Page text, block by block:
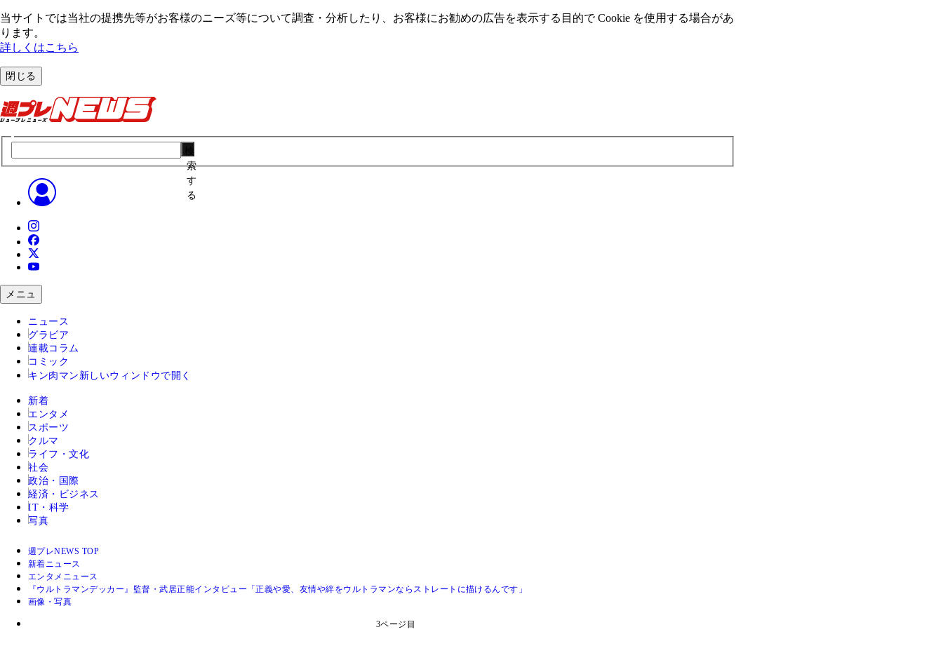
当サイトでは当社の提携先等がお客様のニーズ等について調査・分析したり、お客様にお勧めの広告を表⽰する⽬的で Cookie を使⽤する場合があ
ります。
詳しくはこちら
閉じる
索
す
る
メニュ
ニュース
グラビア
連載コラム
コミック
キン肉マン 新しいウィンドウで開く
新着
エンタメ
スポーツ
クルマ
ライフ・文化
社会
政治・国際
経済・ビジネス
IT・科学
写真
週プレNEWS TOP
新着ニュース
エンタメニュース
『ウルトラマンデッカー』監督・武居正能インタビュー「正義や愛、友情や絆をウルトラマンならストレートに描けるんです」
画像・写真
3ページ目